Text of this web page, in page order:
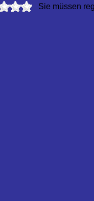
Sie müssen